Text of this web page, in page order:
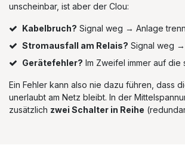
unscheinbar, ist aber der Clou:
Kabelbruch? Signal weg → Anlage
Stromausfall am Relais? Signal weg
Gerätefehler? Im Zweifel immer auf die
Ein Fehler kann also nie dazu führen, dass
unerlaubt am Netz bleibt. In der
zusätzlich zwei Schalter in Reihe